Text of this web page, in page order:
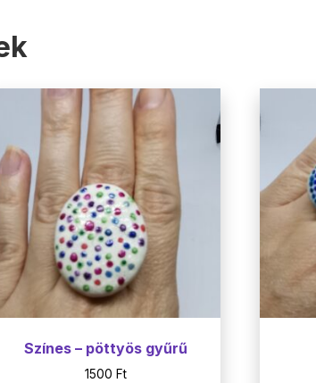
Színes – pöttyös gyűrű
1500 Ft